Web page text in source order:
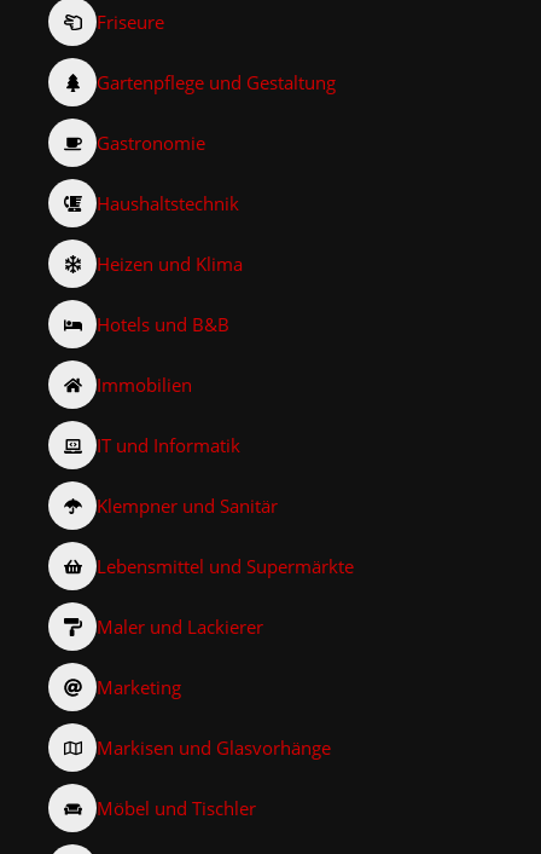
Friseure
Gartenpflege und Gestaltung
Gastronomie
Haushaltstechnik
Heizen und Klima
Hotels und B&B
Immobilien
IT und Informatik
Klempner und Sanitär
Lebensmittel und Supermärkte
Maler und Lackierer
Marketing
Markisen und Glasvorhänge
Möbel und Tischler